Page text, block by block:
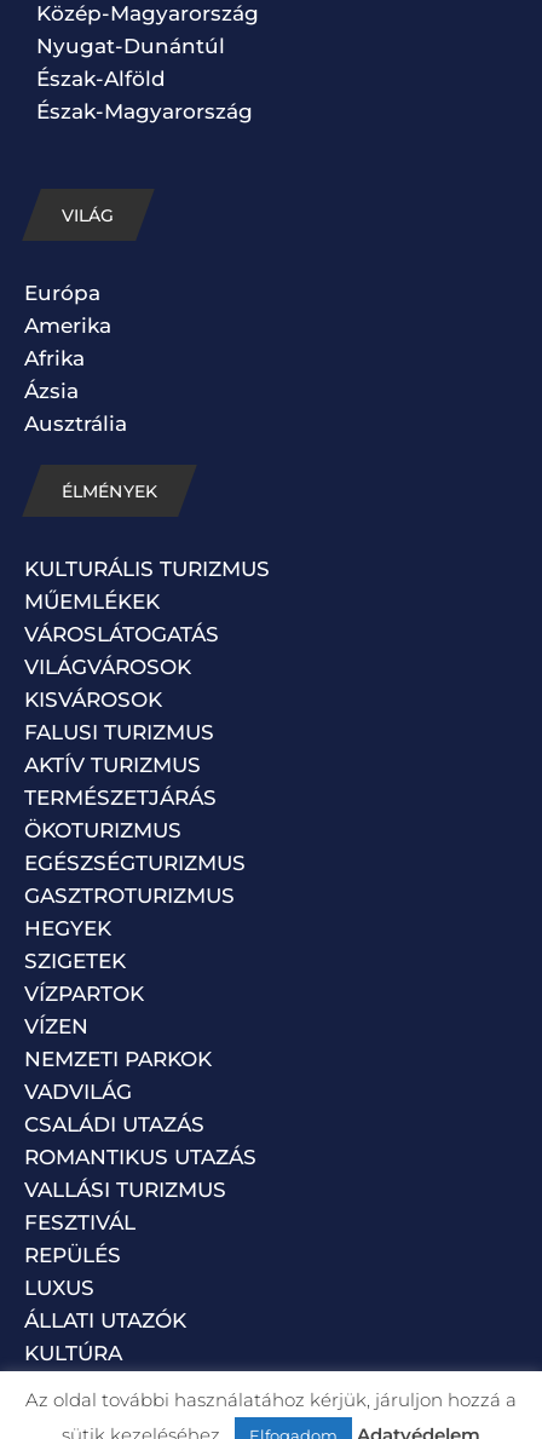
Közép-Magyarország
Nyugat-Dunántúl
Észak-Alföld
Észak-Magyarország
VILÁG
Európa
Amerika
Afrika
Ázsia
Ausztrália
ÉLMÉNYEK
KULTURÁLIS TURIZMUS
MŰEMLÉKEK
VÁROSLÁTOGATÁS
VILÁGVÁROSOK
KISVÁROSOK
FALUSI TURIZMUS
AKTÍV TURIZMUS
TERMÉSZETJÁRÁS
ÖKOTURIZMUS
EGÉSZSÉGTURIZMUS
GASZTROTURIZMUS
HEGYEK
SZIGETEK
VÍZPARTOK
VÍZEN
NEMZETI PARKOK
VADVILÁG
CSALÁDI UTAZÁS
ROMANTIKUS UTAZÁS
VALLÁSI TURIZMUS
FESZTIVÁL
REPÜLÉS
LUXUS
ÁLLATI UTAZÓK
KULTÚRA
Az oldal további használatához kérjük, járuljon hozzá a